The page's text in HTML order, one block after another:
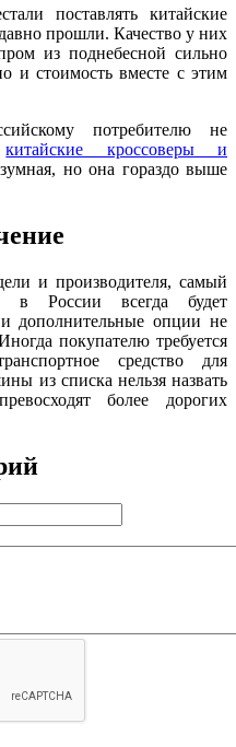
поставлять китайские
прошли. Качество у них
из поднебесной сильно
и стоимость вместе с этим
потребителю не
китайские кроссоверы и
но она гораздо выше
и производителя, самый
в России всегда будет
дополнительные опции не
покупателю требуется
средство для
из списка нельзя назвать
более дорогих